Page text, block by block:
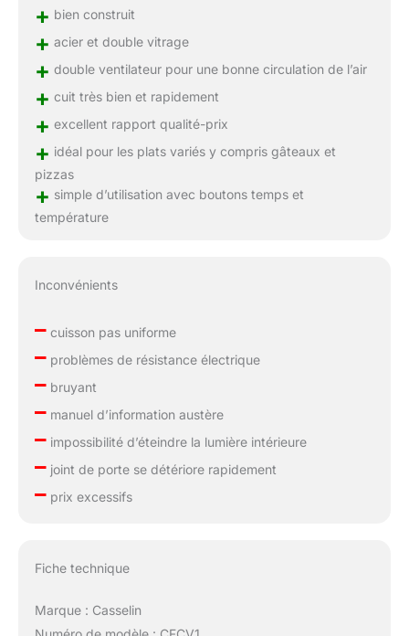
+ bien construit
+ acier et double vitrage
+ double ventilateur pour une bonne circulation de l’air
+ cuit très bien et rapidement
+ excellent rapport qualité-prix
+ idéal pour les plats variés y compris gâteaux et
pizzas
+ simple d’utilisation avec boutons temps et
température
Inconvénients
–cuisson pas uniforme
–problèmes de résistance électrique
–bruyant
–manuel d’information austère
–impossibilité d’éteindre la lumière intérieure
–joint de porte se détériore rapidement
–prix excessifs
Fiche technique
Marque : Casselin